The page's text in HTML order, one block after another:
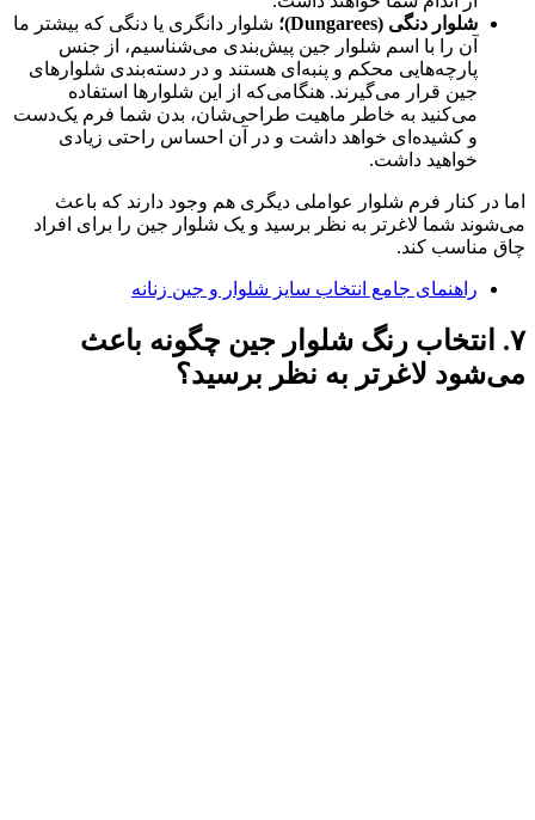
شلوار دنگی (Dungarees)؛
شلوار دانگری یا دنگی که بیشتر ما
آن را با اسم شلوار جین پیش‌بندی می‌شناسیم، از جنس
پارچه‌هایی محکم و پنبه‌ای هستند و در دسته‌بندی شلوارهای
جین قرار می‌گیرند. هنگامی‌که از این شلوارها استفاده
می‌کنید به خاطر ماهیت طراحی‌شان، بدن شما فرم یک‌دست
و کشیده‌ای خواهد داشت و در آن احساس راحتی زیادی
خواهید داشت.
اما در کنار فرم شلوار عواملی دیگری هم وجود دارند که باعث
می‌شوند شما لاغرتر به نظر برسید و یک شلوار جین را برای افراد
چاق مناسب کند.
راهنمای جامع انتخاب سایز شلوار و جین زنانه
۷. انتخاب رنگ شلوار جین چگونه باعث
می‌شود لاغرتر به نظر برسید؟